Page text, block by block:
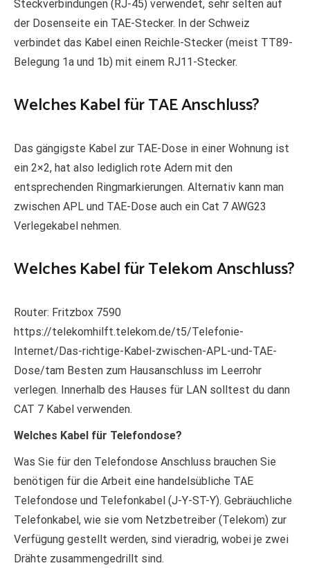
Steckverbindungen (RJ-45) verwendet, sehr selten auf
der Dosenseite ein TAE-Stecker. In der Schweiz
verbindet das Kabel einen Reichle-Stecker (meist TT89-
Belegung 1a und 1b) mit einem RJ11-Stecker.
Welches Kabel für TAE Anschluss?
Das gängigste Kabel zur TAE-Dose in einer Wohnung ist
ein 2×2, hat also lediglich rote Adern mit den
entsprechenden Ringmarkierungen. Alternativ kann man
zwischen APL und TAE-Dose auch ein Cat 7 AWG23
Verlegekabel nehmen.
Welches Kabel für Telekom Anschluss?
Router: Fritzbox 7590
https://telekomhilft.telekom.de/t5/Telefonie-
Internet/Das-richtige-Kabel-zwischen-APL-und-TAE-
Dose/tam Besten zum Hausanschluss im Leerrohr
verlegen. Innerhalb des Hauses für LAN solltest du dann
CAT 7 Kabel verwenden.
Welches Kabel für Telefondose?
Was Sie für den Telefondose Anschluss brauchen Sie
benötigen für die Arbeit eine handelsübliche TAE
Telefondose und Telefonkabel (J-Y-ST-Y). Gebräuchliche
Telefonkabel, wie sie vom Netzbetreiber (Telekom) zur
Verfügung gestellt werden, sind vieradrig, wobei je zwei
Drähte zusammengedrillt sind.